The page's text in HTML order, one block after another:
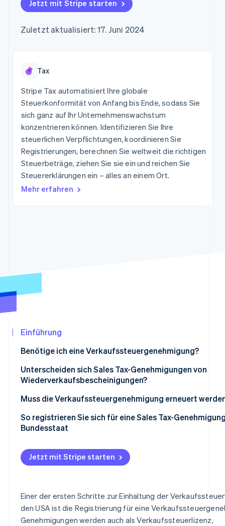
Zugriff auf mehr als
Terminal
Optimierung der
Autorisierungsraten
Link
Beschleunigter
Bezahlvorgang
Financial
Connections
Verbundene
Finanzdaten
Data Pipeline
Datensynchronisierung
Mehr
Product roadmap
Identity
Erfahren Sie, wie Stripe Lösungen für
Jetzt ansehen
Geldmanagement
SaaS
KI-Unternehmen
Creator Economy
Gaming
Bewirtung, Reisen und
Freizeit
Versicherungen
Medien und
Unterhaltung
Gemeinnützige
Organisationen
Fachdienstleistungen
Öffentlicher Sektor
Marktplatz auf
Abonnementverwaltung
nutzungsbasierte
geht´s
Bereitstellung und
Verwaltung von
Diensten mit Agenten
Ressourcen
App-Integrationen
Code-Beispiele
API-Status
Produkt-Roadmap
Karriere
Stripe Press
Kontakt
Sales-Team
kontaktieren
Partner werden
Jetzt mit Stripe starten
Zuletzt aktualisiert: 17. Juni 2024
Tax
Stripe Tax automatisiert Ihre globale
Steuerkonformität von Anfang bis Ende, sodass Sie
sich ganz auf Ihr Unternehmenswachstum
konzentrieren können. Identifizieren Sie Ihre
steuerlichen Verpflichtungen, koordinieren Sie
Registrierungen, berechnen Sie weltweit die richtigen
Steuerbeträge, ziehen Sie sie ein und reichen Sie
Steuererklärungen ein – alles an einem Ort.
Mehr erfahren
Einführung
Benötige ich eine Verkaufssteuergenehmigung?
Unterscheiden sich Sales Tax-Genehmigungen von
Wiederverkaufsbescheinigungen?
Muss die Verkaufssteuergenehmigung erneuert
So registrieren Sie sich für eine Sales Tax-
Bundesstaat
Jetzt mit Stripe starten
Einer der ersten Schritte zur Einhaltung der
den USA ist die Registrierung für eine
Genehmigungen werden auch als Verkaufssteuerlizenz,